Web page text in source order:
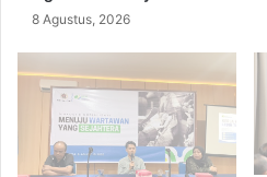
8 Agustus, 2026